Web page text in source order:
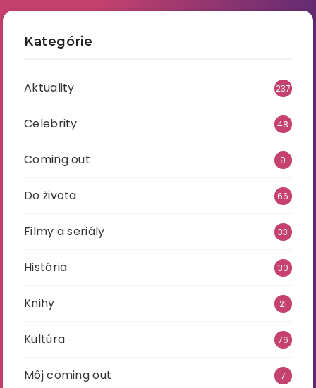
Kategórie
Aktuality 237
Celebrity 48
Coming out 9
Do života 66
Filmy a seriály 33
História 30
Knihy 21
Kultúra 76
Môj coming out 7